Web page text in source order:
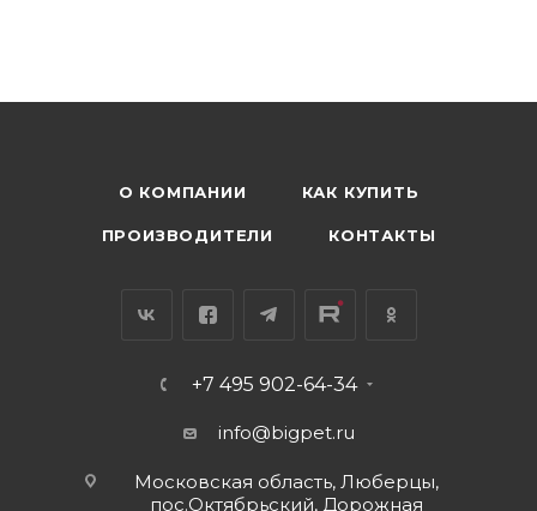
О КОМПАНИИ КАК КУПИТЬ
ПРОИЗВОДИТЕЛИ КОНТАКТЫ
+7 495 902-64-34
info@bigpet.ru
Московская область, Люберцы,
пос.Октябрьский, Дорожная